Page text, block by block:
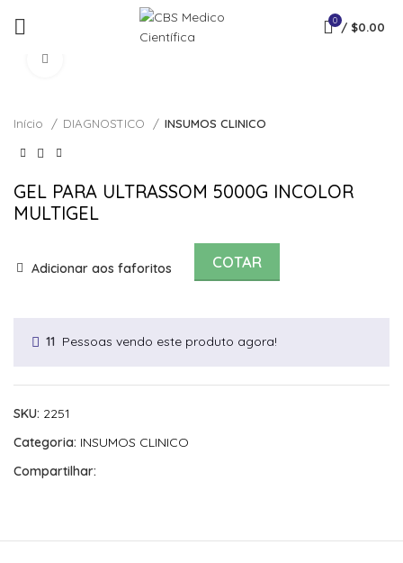
0 / $0.00
Início DIAGNOSTICO INSUMOS CLINICO
GEL PARA ULTRASSOM 5000G INCOLOR
MULTIGEL
Adicionar aos faforitos COTAR
11 Pessoas vendo este produto agora!
SKU: 2251
Categoria: INSUMOS CLINICO
Compartilhar: